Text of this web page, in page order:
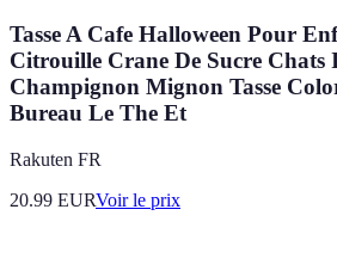
Tasse A Cafe Halloween Pour
Citrouille Crane De Sucre Chats
Champignon Mignon Tasse
Bureau Le The Et
Rakuten FR
20.99 EURVoir le prix